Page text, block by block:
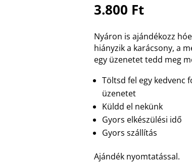
3.800 Ft
Nyáron is ajándékozz
hiányzik a karácsony, a
egy üzenetet tedd meg
Töltsd fel egy kedvenc
üzenetet
Küldd el nekünk
Gyors elkészülési idő
Gyors szállítás
Ajándék nyomtatással.